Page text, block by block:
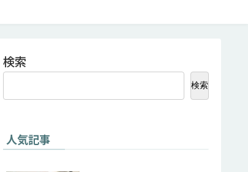
検索
検索
人気記事